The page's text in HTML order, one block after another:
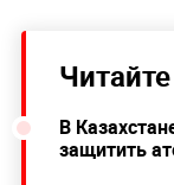
В
защитить